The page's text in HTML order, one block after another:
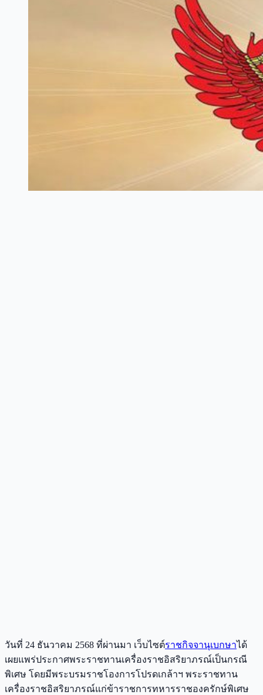
วันที่ 24 ธันวาคม 2568 ที่ผ่านมา เว็บไซต์ราชกิจจานุเบกษาได้
เผยแพร่ประกาศพระราชทานเครื่องราชอิสริยาภรณ์เป็นกรณี
พิเศษ โดยมีพระบรมราชโองการโปรดเกล้าฯ พระราชทาน
เครื่องราชอิสริยาภรณ์แก่ข้าราชการทหารราชองครักษ์พิเศษ